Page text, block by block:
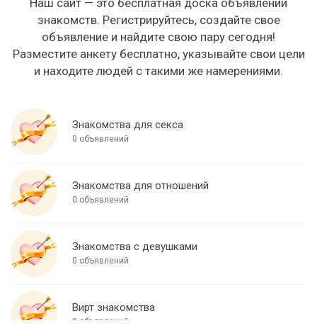
Наш сайт — это бесплатная доска объявлений
знакомств. Регистрируйтесь, создайте свое
объявление и найдите свою пару сегодня!
Разместите анкету бесплатно, указывайте свои цели
и находите людей с такими же намерениями.
Знакомства для секса
0 объявлений
Знакомства для отношений
0 объявлений
Знакомства с девушками
0 объявлений
Вирт знакомства
0 объявлений